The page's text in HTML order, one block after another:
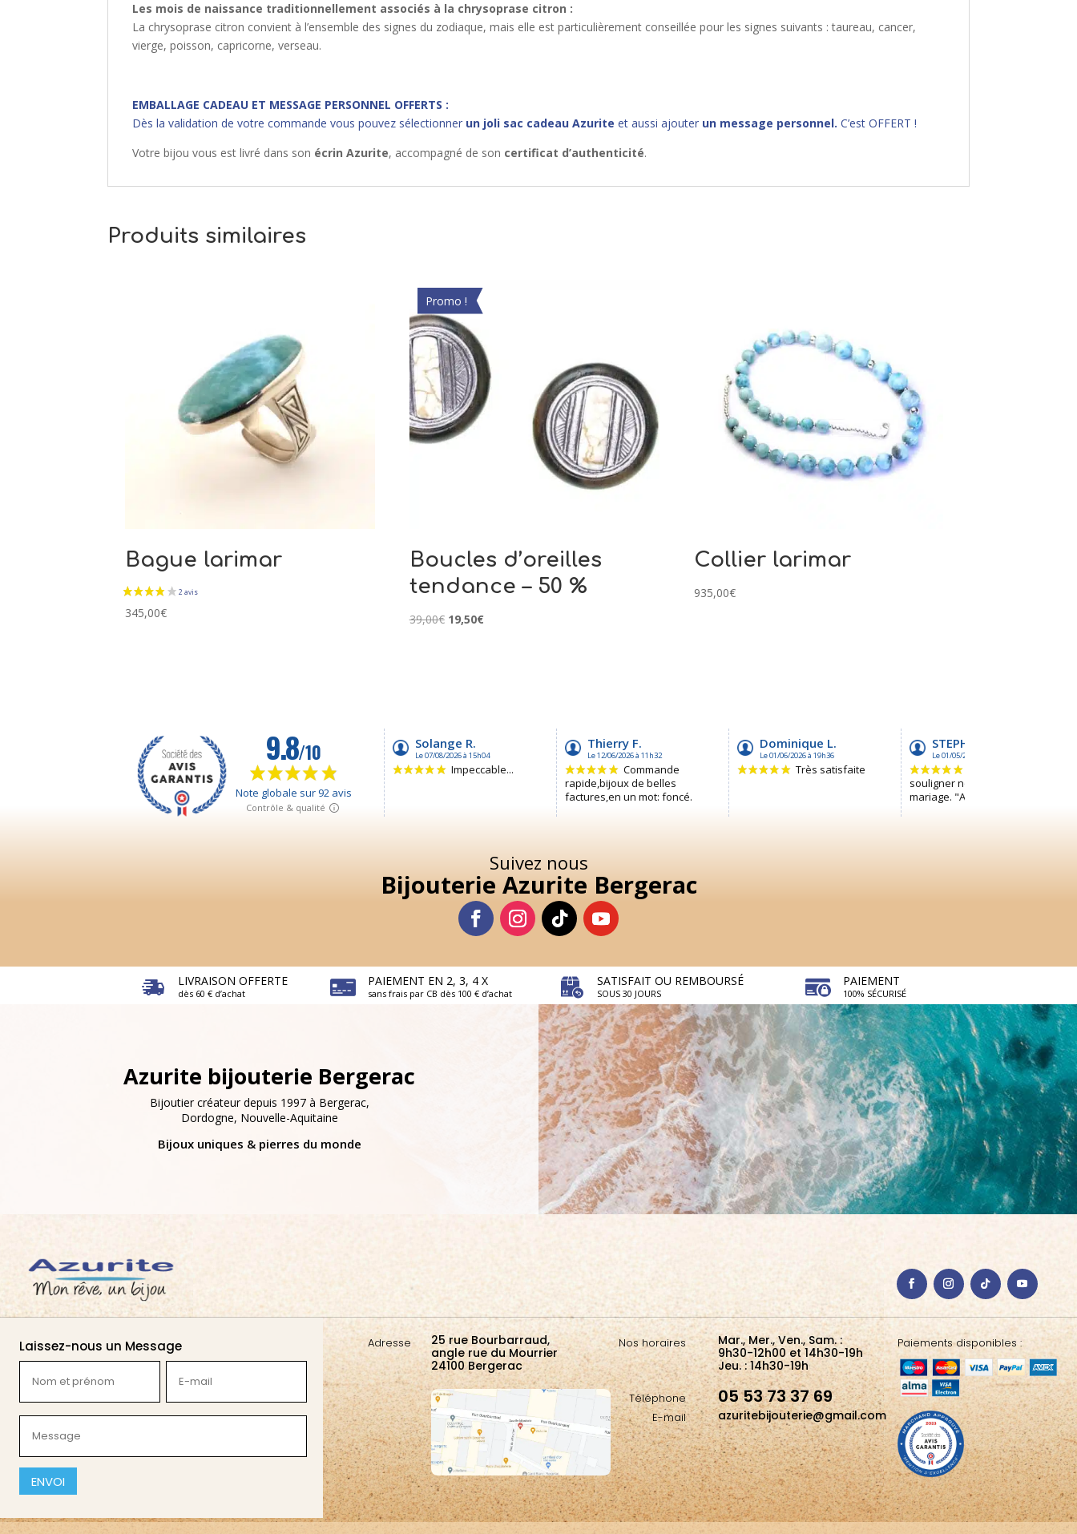
Les mois de naissance traditionnellement associés à la chrysoprase citron :
La chrysoprase citron convient à l’ensemble des signes du zodiaque, mais elle est particulièrement conseillée pour les signes suivants : taureau, cancer,
vierge, poisson, capricorne, verseau.
EMBALLAGE CADEAU ET MESSAGE PERSONNEL OFFERTS :
Dès la validation de votre commande vous pouvez sélectionner un joli sac cadeau Azurite et aussi ajouter un message personnel.C’est OFFERT !
Votre bijou vous est livré dans son écrin Azurite, accompagné de son certificat d’authenticité.
Produits similaires
Bague larimar
345,00€
Promo !
Boucles d’oreilles
tendance – 50 %
39,00€ Le
19,50€Le
Collier larimar
935,00€
Suivez nous
Bijouterie Azurite Bergerac
LIVRAISON OFFERTE
dès 60 € d’achat
PAIEMENT EN 2, 3, 4 X
sans frais par CB dès 100 € d’achat
SATISFAIT OU REMBOURSÉ
SOUS 30 JOURS
PAIEMENT
100% SÉCURISÉ
Azurite bijouterie Bergerac
Bijoutier créateur depuis 1997 à Bergerac,
Dordogne, Nouvelle-Aquitaine
Bijoux uniques & pierres du monde
Laissez-nous un Message
et
prénom
mail
(Nécessaire)
(Nécessaire)
CAPTCHA
Adresse
25 rue Bourbarraud,
angle rue du Mourrier
24100 Bergerac
Nos horaires
Téléphone
E-mail
Mar., Mer., Ven., Sam. :
9h30-12h00 et 14h30-19h
Jeu. : 14h30-19h
05 53 73 37 69
azuritebijouterie@gmail.com
Paiements disponibles :